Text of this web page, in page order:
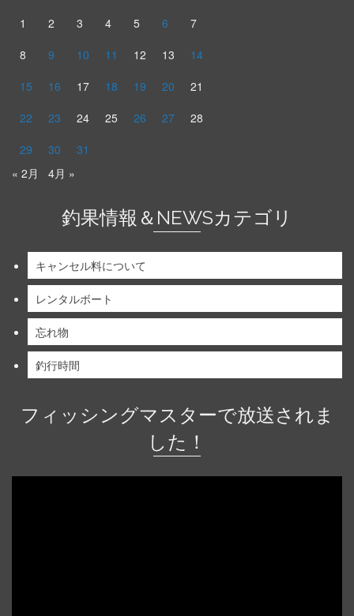
1
2 3 4 5 6
7
8
9 10 11 12 13
14
15
16 17 18 19 20
21
22
23 24 25 26 27
28
29
30
31
« 2月
4月 »
釣果情報＆NEWSカテゴリ
キャンセル料について
レンタルボート
忘れ物
釣行時間
フィッシングマスターで放送されま
した！